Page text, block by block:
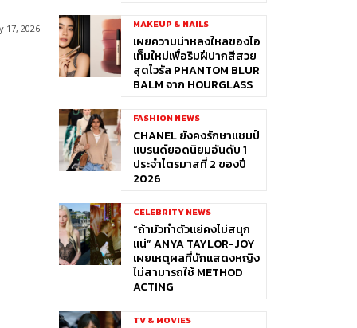
17, 2026 MAKEUP & NAILS
เผยความน่าหลงใหลของไอ
เท็มใหม่เพื่อริมฝีปากสีสวย
สุดไวรัล PHANTOM BLUR
BALM จาก HOURGLASS
FASHION NEWS
CHANEL ยังคงรักษาแชมป์
แบรนด์ยอดนิยมอันดับ 1
ประจำไตรมาสที่ 2 ของปี
2026
CELEBRITY NEWS
“ถ้ามัวทำตัวแย่คงไม่สนุก
แน่” ANYA TAYLOR-JOY
เผยเหตุผลที่นักแสดงหญิง
ไม่สามารถใช้ METHOD
ACTING
TV & MOVIES